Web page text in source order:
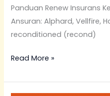
Panduan Renew Insurans
Ansuran: Alphard, Vellfire,
reconditioned (recond)
Read More »